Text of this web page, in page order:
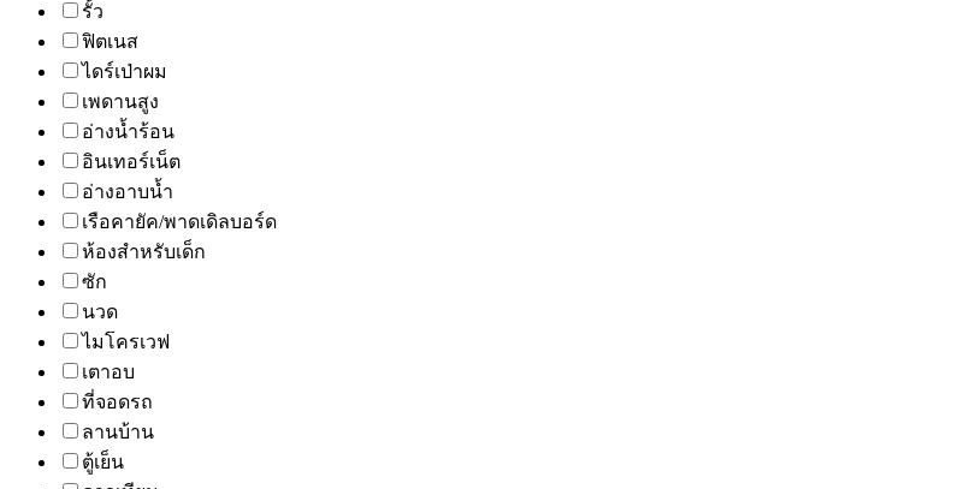
รั้ว
ฟิตเนส
ไดร์เป่าผม
เพดานสูง
อ่างน้ำร้อน
อินเทอร์เน็ต
อ่างอาบน้ำ
เรือคายัค/พาดเดิลบอร์ด
ห้องสำหรับเด็ก
ซัก
นวด
ไมโครเวฟ
เตาอบ
ที่จอดรถ
ลานบ้าน
ตู้เย็น